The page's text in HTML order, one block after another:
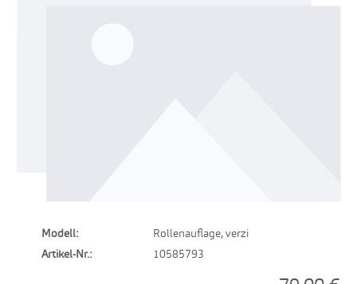
Modell:
Rollenauflage, verzi
Artikel-Nr.:
10585793